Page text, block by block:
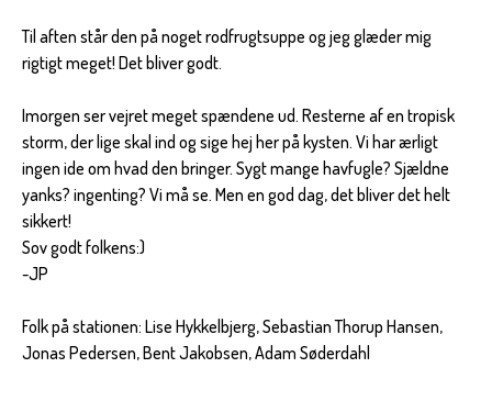
Til aften står den på noget rodfrugtsuppe og jeg glæder mig
rigtigt meget! Det bliver godt.
Imorgen ser vejret meget spændene ud. Resterne af en tropisk
storm, der lige skal ind og sige hej her på kysten. Vi har ærligt
ingen ide om hvad den bringer. Sygt mange havfugle? Sjældne
yanks? ingenting? Vi må se. Men en god dag, det bliver det helt
sikkert!
Sov godt folkens:)
-JP
Folk på stationen: Lise Hykkelbjerg, Sebastian Thorup Hansen,
Jonas Pedersen, Bent Jakobsen, Adam Søderdahl